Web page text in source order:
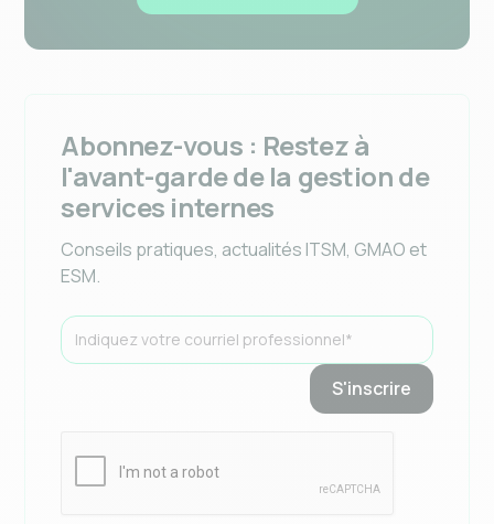
Abonnez-vous : Restez à
l'avant-garde de la gestion de
services internes
Conseils pratiques, actualités ITSM, GMAO et
ESM.